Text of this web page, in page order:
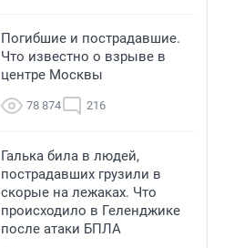
Погибшие и пострадавшие.
Что известно о взрыве в
центре Москвы
78 874 216
Галька била в людей,
пострадавших грузили в
скорые на лежаках. Что
происходило в Геленджике
после атаки БПЛА